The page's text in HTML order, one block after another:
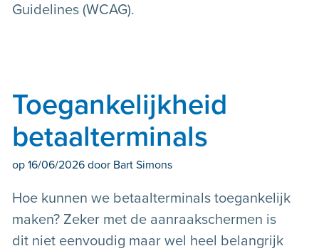
Guidelines (WCAG).
Toegankelijkheid
betaalterminals
op 16/06/2026 door Bart Simons
Hoe kunnen we betaalterminals toegankelijk
maken? Zeker met de aanraakschermen is
dit niet eenvoudig maar wel heel belangrijk